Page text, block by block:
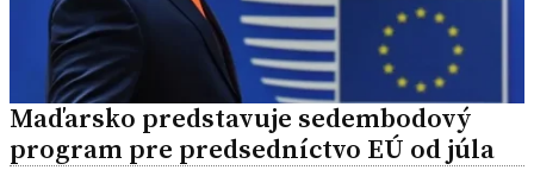
Maďarsko predstavuje sedembodový
program pre predsedníctvo EÚ od júla